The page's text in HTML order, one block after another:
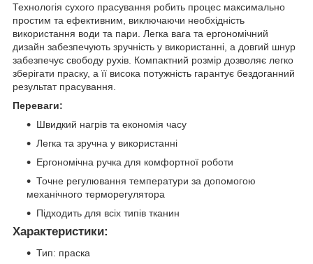
Технологія сухого прасування робить процес максимально
простим та ефективним, виключаючи необхідність
використання води та пари. Легка вага та ергономічний
дизайн забезпечують зручність у використанні, а довгий шнур
забезпечує свободу рухів. Компактний розмір дозволяє легко
зберігати праску, а її висока потужність гарантує бездоганний
результат прасування.
Переваги:
Швидкий нагрів та економія часу
Легка та зручна у використанні
Ергономічна ручка для комфортної роботи
Точне регулювання температури за допомогою
механічного терморегулятора
Підходить для всіх типів тканин
Характеристики:
Тип: праска